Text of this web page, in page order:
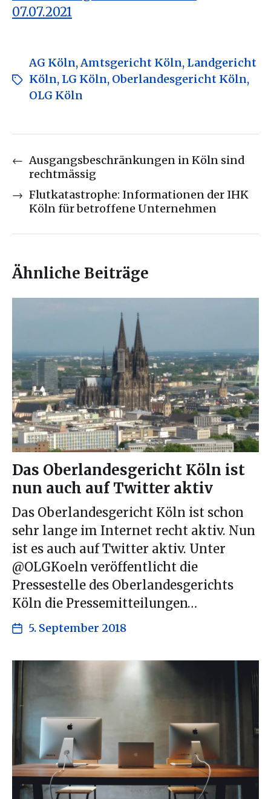
07.07.2021
AG Köln,Amtsgericht Köln, Landgericht
Köln, LG Köln, Oberlandesgericht Köln,
OLG Köln
← Ausgangsbeschränkungen in Köln sind
rechtmässig
→ Flutkatastrophe: Informationen der IHK
Köln für betroffene Unternehmen
Ähnliche Beiträge
Das Oberlandesgericht Köln ist
nun auch auf Twitter aktiv
Das Oberlandesgericht Köln ist schon
sehr lange im Internet recht aktiv. Nun
ist es auch auf Twitter aktiv. Unter
@OLGKoeln veröffentlicht die
Pressestelle des Oberlandesgerichts
Köln die Pressemitteilungen…
5. September 2018